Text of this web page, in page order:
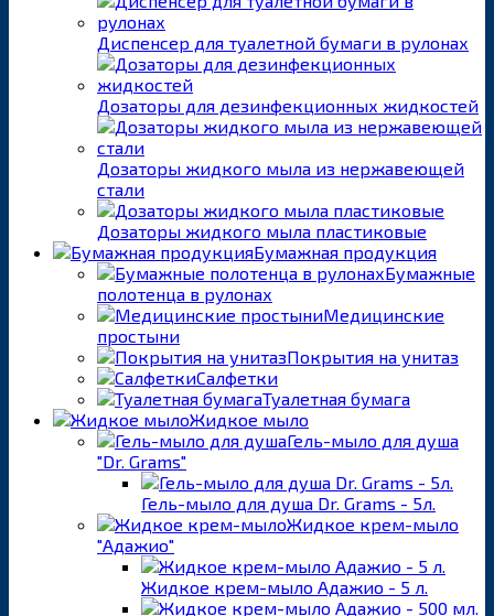
Диспенсер для туалетной бумаги в рулонах
Дозаторы для дезинфекционных жидкостей
Дозаторы жидкого мыла из нержавеющей
стали
Дозаторы жидкого мыла пластиковые
Бумажная продукция
Бумажные
полотенца в рулонах
Медицинские
простыни
Покрытия на унитаз
Салфетки
Туалетная бумага
Жидкое мыло
Гель-мыло для душа
"Dr. Grams"
Гель-мыло для душа Dr. Grams - 5л.
Жидкое крем-мыло
"Адажио"
Жидкое крем-мыло Адажио - 5 л.